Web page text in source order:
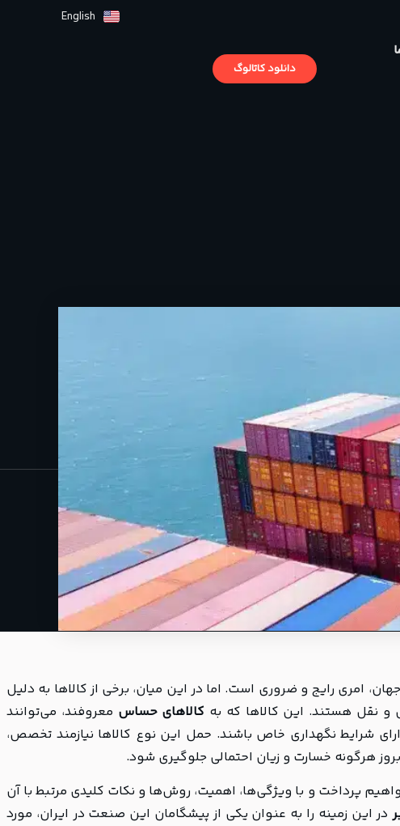
English
دانلود کاتالوگ
امری رایج و ضروری است. اما در این میان، برخی از کالاها به دلیل
و نقل هستند. این کالاها که به کالاهای حساس معروفند، می‌توانند
شرایط نگهداری خاص باشند. حمل این نوع کالاها نیازمند تخصص،
هرگونه خسارت و زیان احتمالی جلوگیری شود.
پرداخت و با ویژگی‌ها، اهمیت، روش‌ها و نکات کلیدی مرتبط با آن
در این زمینه را به عنوان یکی از پیشگامان این صنعت در ایران، مورد